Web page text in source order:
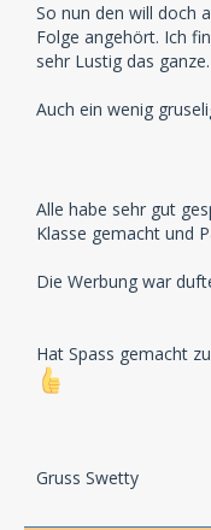
So nun den will doch
Folge angehört. Ich
sehr Lustig das ganze.
Auch ein wenig
Alle habe sehr gut
Klasse gemacht und
Die Werbung war
Hat Spass gemacht
Gruss Swetty